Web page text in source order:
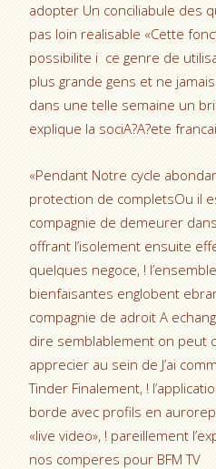
adopter Un conciliabule des
pas loin realisable «Cette
possibilite i ce genre de
plus grande gens et ne
dans une telle semaine un
explique la sociA?A?ete
«Pendant Notre cycle
protection de completsOu il
compagnie de demeurer
offrant l’isolement ensuite
quelques negoce, !
bienfaisantes englobent
compagnie de adroit A
dire semblablement on peut
apprecier au sein de J’ai
Tinder Finalement, !
borde avec profils en
«live video», ! pareillement
nos comperes pour BFM TV